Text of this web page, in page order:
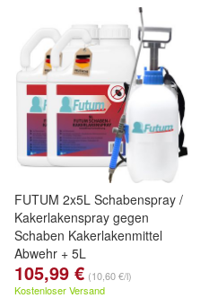
FUTUM 2x5L Schabenspray /
Kakerlakenspray gegen
Schaben Kakerlakenmittel
Abwehr + 5L
105,99 € (10,60 €/l)
Kostenloser Versand